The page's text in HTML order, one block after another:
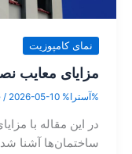
نمای کامپوزیت
مزایای معایب
%آسترا% / 2026-05-10
در این مقاله با
ساختمان‌ها آشنا